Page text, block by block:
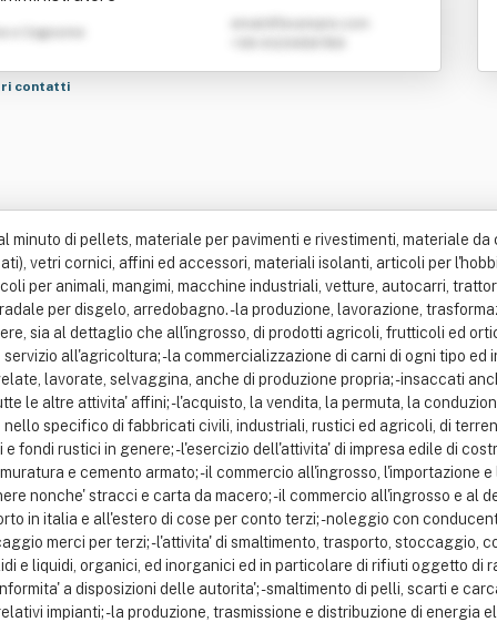
e Cognome
contatti
minuto di pellets, materiale per pavimenti e rivestimenti, materiale
vetri cornici, affini ed accessori, materiali isolanti, articoli per
per animali, mangimi, macchine industriali, vetture, autocarri,
per disgelo, arredobagno. - la produzione, lavorazione,
sia al dettaglio che all'ingrosso, di prodotti agricoli, frutticoli ed
all'agricoltura; - la commercializzazione di carni di ogni tipo ed
lavorate, selvaggina, anche di produzione propria; - insaccati
le altre attivita' affini; - l'acquisto, la vendita, la permuta, la
specifico di fabbricati civili, industriali, rustici ed agricoli, di
fondi rustici in genere; - l'esercizio dell'attivita' di impresa edile di
e cemento armato; - il commercio all'ingrosso, l'importazione
nonche' stracci e carta da macero; - il commercio all'ingrosso e al
in italia e all'estero di cose per conto terzi; - noleggio con
merci per terzi; - l'attivita' di smaltimento, trasporto, stoccaggio,
e liquidi, organici, ed inorganici ed in particolare di rifiuti oggetto di
a disposizioni delle autorita'; - smaltimento di pelli, scarti e
impianti; - la produzione, trasmissione e distribuzione di energia